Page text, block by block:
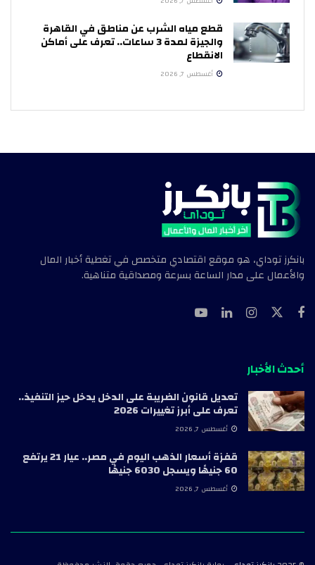
قطع مياه الشرب عن مناطق في القاهرة
والجيزة لمدة 3 ساعات.. تعرف على أماكن
الانقطاع
أغسطس 7, 2026
بانكرز توداي، هو موقع اقتصادي متخصص في تغطية أخبار المال
والأعمال على مدار الساعة بسرعة ومصداقية متناهية.
أحدث الأخبار
تعديل قانون الضريبة على الدخل يدخل حيز التنفيذ..
تعرف على أبرز تغييرات 2026
أغسطس 7, 2026
قفزة أسعار الذهب اليوم في مصر.. عيار 21 يرتفع
60 جنيهًا ويسجل 6030 جنيهًا
أغسطس 7, 2026